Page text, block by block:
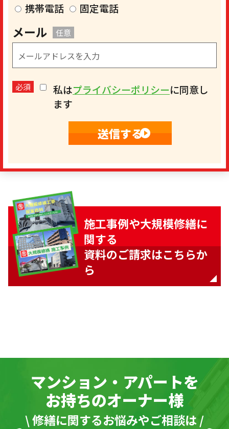
携帯電話 固定電話
メール 任意
必須 私はプライバシーポリシーに同意し
ます
施工事例や大規模修繕に
関する
資料のご請求はこちらか
ら
マンション・アパートを
お持ちのオーナー様
\ 修繕に関するお悩みやご相談は /